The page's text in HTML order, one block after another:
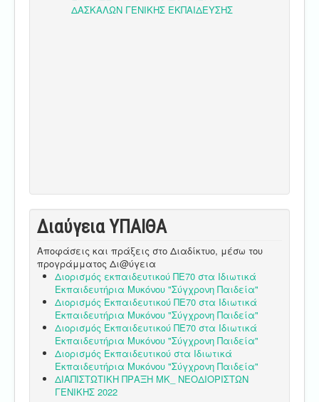
Διαύγεια ΥΠΑΙΘA
Αποφάσεις και πράξεις στο Διαδίκτυο, μέσω του
προγράμματος Δι@ύγεια
Διορισμός εκπαιδευτικού ΠΕ70 στα Ιδιωτικά
Εκπαιδευτήρια Μυκόνου "Σύγχρονη Παιδεία"
Διορισμός Εκπαιδευτικού ΠΕ70 στα Ιδιωτικά
Εκπαιδευτήρια Μυκόνου "Σύγχρονη Παιδεία"
Διορισμός Εκπαιδευτικού ΠΕ70 στα Ιδιωτικά
Εκπαιδευτήρια Μυκόνου "Σύγχρονη Παιδεία"
Διορισμός Εκπαιδευτικού στα Ιδιωτικά
Εκπαιδευτήρια Μυκόνου "Σύγχρονη Παιδεία"
ΔΙΑΠΙΣΤΩΤΙΚΗ ΠΡΑΞΗ ΜΚ_ ΝΕΟΔΙΟΡΙΣΤΩΝ
ΓΕΝΙΚΗΣ 2022